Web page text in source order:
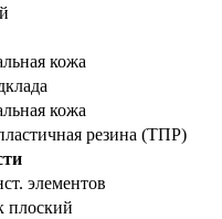
кожа
кожа
резина (ТПР)
элементов
плоский